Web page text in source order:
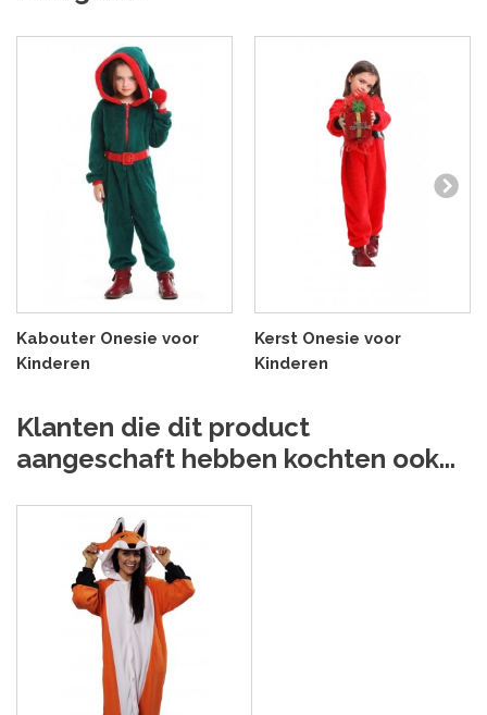
Kabouter Onesie voor
Kinderen
Kerst Onesie voor
Kinderen
Klanten die dit product
aangeschaft hebben kochten ook...